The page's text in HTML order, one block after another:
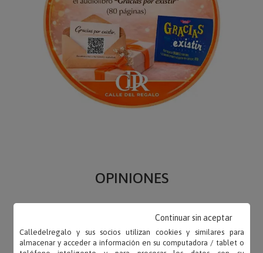
OPINIONES
Carmen – 10/08/2024
Calledelregalo y sus socios utilizan cookies y similares para
almacenar y acceder a información en su computadora / tablet o
Continuar sin aceptar